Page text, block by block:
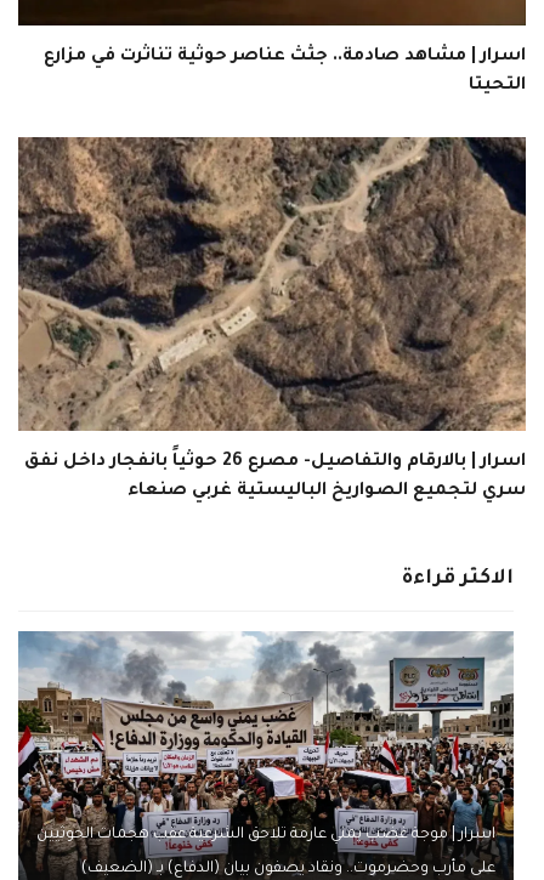
اسرار | مشاهد صادمة.. جثث عناصر حوثية تناثرت في مزارع
التحيتا
اسرار | بالارقام والتفاصيل- مصرع 26 حوثياً بانفجار داخل نفق
سري لتجميع الصواريخ الباليستية غربي صنعاء
الاكثر قراءة
اسرار | موجة غضب يمني عارمة تلاحق الشرعية عقب هجمات الحوثيين
على مأرب وحضرموت.. ونقاد يصفون بيان (الدفاع) بـ (الضعيف)